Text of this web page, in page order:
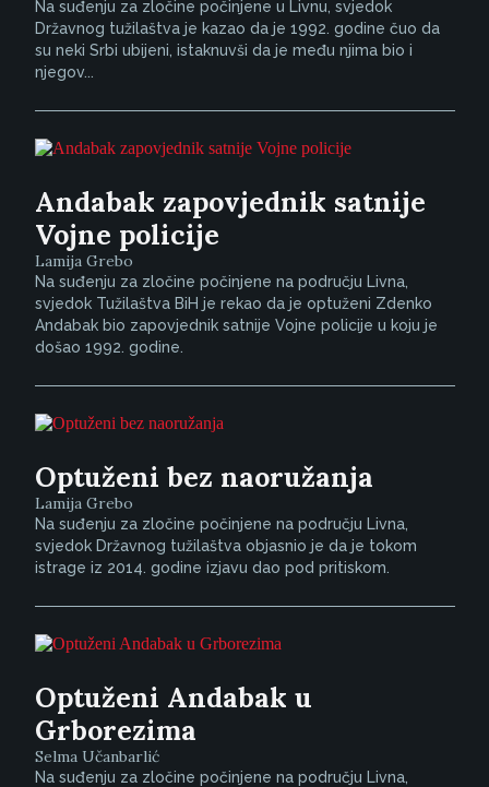
Na suđenju za zločine počinjene u Livnu, svjedok
Državnog tužilaštva je kazao da je 1992. godine čuo da
su neki Srbi ubijeni, istaknuvši da je među njima bio i
njegov...
Andabak zapovjednik satnije
Vojne policije
Lamija Grebo
Na suđenju za zločine počinjene na području Livna,
svjedok Tužilaštva BiH je rekao da je optuženi Zdenko
Andabak bio zapovjednik satnije Vojne policije u koju je
došao 1992. godine.
Optuženi bez naoružanja
Lamija Grebo
Na suđenju za zločine počinjene na području Livna,
svjedok Državnog tužilaštva objasnio je da je tokom
istrage iz 2014. godine izjavu dao pod pritiskom.
Optuženi Andabak u
Grborezima
Selma Učanbarlić
Na suđenju za zločine počinjene na području Livna,